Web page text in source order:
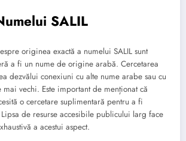
SALIL
originea exactă a numelui SALIL sunt
a fi un nume de origine arabă. Cercetarea
dezvălui conexiuni cu alte nume arabe sau cu
vechi. Este important de menționat că
o cercetare suplimentară pentru a fi
de resurse accesibile publicului larg face
a acestui aspect.